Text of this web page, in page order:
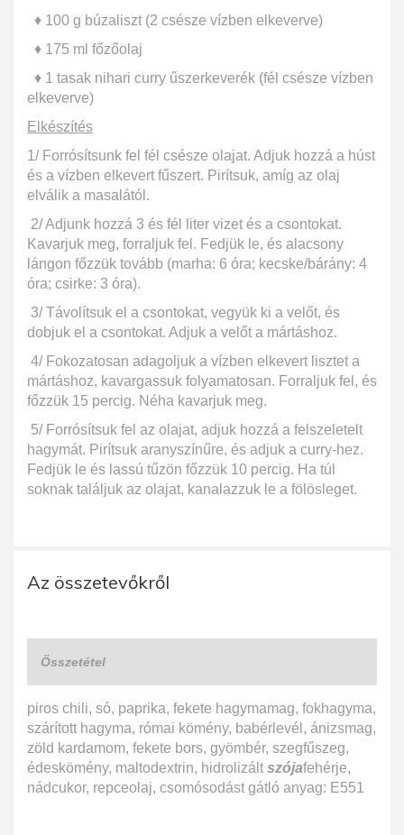
♦ 100 g búzaliszt (2 csésze vízben elkeverve)
♦ 175 ml főzőolaj
♦ 1 tasak nihari curry űszerkeverék (fél csésze vízben
elkeverve)
Elkészítés
1/ Forrósítsunk fel fél csésze olajat. Adjuk hozzá a húst
és a vízben elkevert fűszert. Pirítsuk, amíg az olaj
elválik a masalától.
2/ Adjunk hozzá 3 és fél liter vizet és a csontokat.
Kavarjuk meg, forraljuk fel. Fedjük le, és alacsony
lángon főzzük tovább (marha: 6 óra; kecske/bárány: 4
óra; csirke: 3 óra).
3/ Távolítsuk el a csontokat, vegyük ki a velőt, és
dobjuk el a csontokat. Adjuk a velőt a mártáshoz.
4/ Fokozatosan adagoljuk a vízben elkevert lisztet a
mártáshoz, kavargassuk folyamatosan. Forraljuk fel, és
főzzük 15 percig. Néha kavarjuk meg.
5/ Forrósítsuk fel az olajat, adjuk hozzá a felszeletelt
hagymát. Pirítsuk aranyszínűre, és adjuk a curry-hez.
Fedjük le és lassú tűzön főzzük 10 percig. Ha túl
soknak találjuk az olajat, kanalazzuk le a fölösleget.
Az összetevőkről
Összetétel
piros chili, só, paprika, fekete hagymamag, fokhagyma,
szárított hagyma, római kömény, babérlevél, ánizsmag,
zöld kardamom, fekete bors, gyömbér, szegfűszeg,
édeskömény, maltodextrin, hidrolizált szójafehérje,
nádcukor, repceolaj, csomósodást gátló anyag: E551